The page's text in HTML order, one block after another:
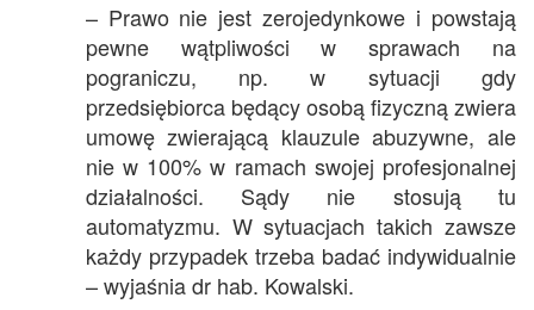
– Prawo nie jest zerojedynkowe i powstają
pewne wątpliwości w sprawach na
pograniczu, np. w sytuacji gdy
przedsiębiorca będący osobą fizyczną zwiera
umowę zwierającą klauzule abuzywne, ale
nie w 100% w ramach swojej profesjonalnej
działalności. Sądy nie stosują tu
automatyzmu. W sytuacjach takich zawsze
każdy przypadek trzeba badać indywidualnie
– wyjaśnia dr hab. Kowalski.